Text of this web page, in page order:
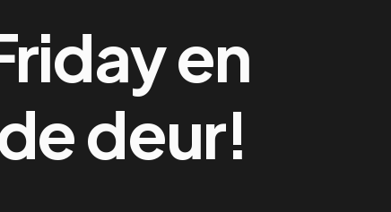
en
deur!